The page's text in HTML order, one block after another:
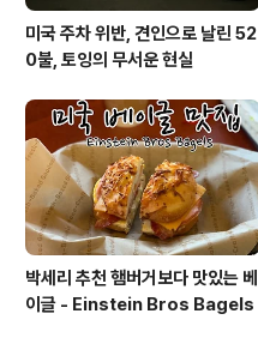
미국 주차 위반, 견인으로 날린 52
0불, 토잉의 무서운 현실
박세리 추천 햄버거보다 맛있는 베
이글 - Einstein Bros Bagels